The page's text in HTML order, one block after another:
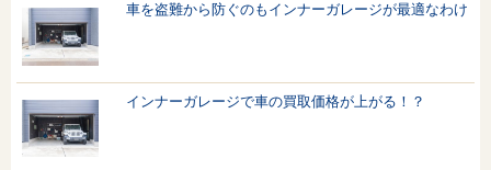
車を盗難から防ぐのもインナーガレージが最適なわけ
インナーガレージで車の買取価格が上がる！？